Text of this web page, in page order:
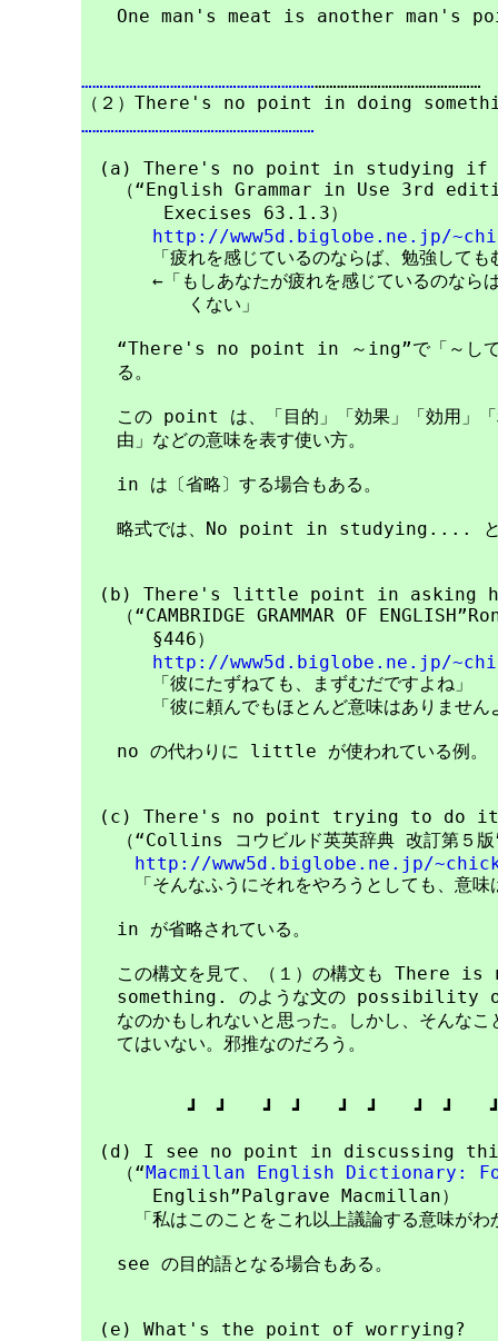
One man's meat is another man's
………………………………………………………………………………………………
………………………………………………………
(a) There's no point in studying
（“English Grammar in Use 3rd
Execises 63.1.3）
http://www5d.biglobe.ne.jp/
「疲れを感じているのならば、勉強しても
←「もしあなたが疲れを感じているのならば
くない」
“There's no point in ～ing”で「～しても
る。
この point は、「目的」「効果」「効用」「
由」などの意味を表す使い方。
in は〔省略〕する場合もある。
略式では、No point in studying.... とす
(b) There's little point in asking
（“CAMBRIDGE GRAMMAR OF
§446）
http://www5d.biglobe.ne.jp/
「彼にたずねても、まずむだですよね」
「彼に頼んでもほとんど意味はありません
no の代わりに little が使われている例。
(c) There's no point trying to do it that
（“Collins コウビルド英英辞典 改訂第５版”
http://www5d.biglobe.ne.jp/
「そんなふうにそれをやろうとしても、意味
in が省略されている。
この構文を見て、（１）の構文も
something. のような文の possibility of
なのかもしれないと思った。しかし、そんなこ
てはいない。邪推なのだろう。
┛　┛　　┛　┛　　┛　┛　　┛　┛　　┛
(d) I see no point in discussing
（“Macmillan English Dictionary:
English”Palgrave Macmillan）
「私はこのことをこれ以上議論する意味がわ
see の目的語となる場合もある。
(e) What's the point of worrying?